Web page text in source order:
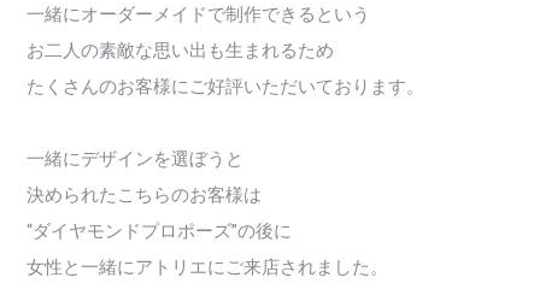
一緒にオーダーメイドで制作できるという
お二人の素敵な思い出も生まれるため
たくさんのお客様にご好評いただいております。
一緒にデザインを選ぼうと
決められたこちらのお客様は
“ダイヤモンドプロポーズ”の後に
女性と一緒にアトリエにご来店されました。